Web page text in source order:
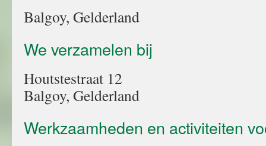
Balgoy, Gelderland
We verzamelen bij
Houtstestraat 12
Balgoy, Gelderland
Werkzaamheden en activiteiten